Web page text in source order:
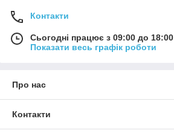
Контакти
Сьогодні працює з 09:00 до 18:00
Показати весь графік роботи
Про нас
Контакти